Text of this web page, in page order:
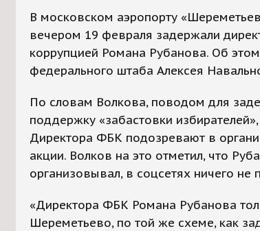
В московском аэропорту
вечером 19 февраля задержали
коррупцией Романа Рубанова. Об
федерального штаба Алексея
По словам Волкова, поводом для
поддержку «забастовки
Директора ФБК подозревают в
акции. Волков на это отметил, что
организовывал, в соцсетях ничего не
«Директора ФБК Романа Рубанова
Шереметьево, по той же схеме, как